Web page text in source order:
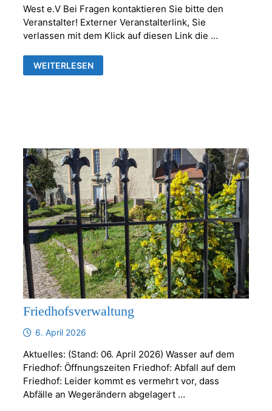
West e.V Bei Fragen kontaktieren Sie bitte den
Veranstalter! Externer Veranstalterlink, Sie
verlassen mit dem Klick auf diesen Link die …
FRANKENTHALER
MAIBAUMSETZEN
WEITERLESEN
Friedhofsverwaltung
6. April 2026
Aktuelles: (Stand: 06. April 2026) Wasser auf dem
Friedhof: Öffnungszeiten Friedhof: Abfall auf dem
Friedhof: Leider kommt es vermehrt vor, dass
Abfälle an Wegerändern abgelagert …